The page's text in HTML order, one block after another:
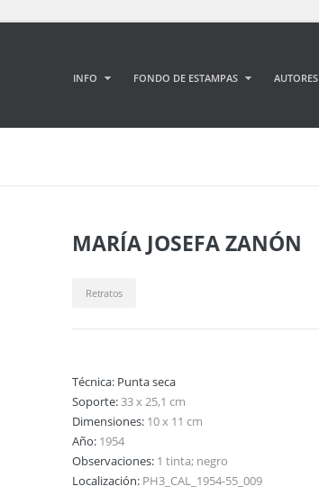
INFO FONDO DE ESTAMPAS AUTORES
MARÍA JOSEFA ZANÓN
Retratos
Técnica: Punta seca
Soporte:33 x 25,1 cm
Dimensiones: 10 x 11 cm
Año: 1954
Observaciones: 1 tinta; negro
Localización: PH3_CAL_1954-55_009